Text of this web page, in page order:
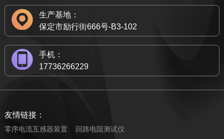
500千伏沂蒙变电站保护改造工程和沂蒙—兰陵Ⅰ、Ⅱ回开断接
入开阳变电站500千伏线路工程。
其中，新建的开阳变电站本期安装100万千伏安主变压器2
组，新建500千伏出线4回、220千伏出线10回，气体绝缘全封
塔，止于我区什社乡陇东±800kV换流站，新建线路长度为
132.114km，合计使用铁塔254基，其中单回路直线塔120基，
单回路转角塔114基，双回路直线塔7基，双回路转角塔7基，
换位子塔6基。
3、国内首座五个电压等级的330千伏变电站投运
330千伏文昌变电站主要由榆阳330千伏汇集站新建工程、330
千伏电网改接工程三部分组成，站内拥有330、220、110、
8月16日，海南省全装配式变电站——椰城变电站正在施
工。海南500千伏主网架工程椰城变电站是海南500千伏主网架
工程的主要项目之一。海南500千伏主网架工程还将打造全国
500千伏省域数字电网。基于电网管理平台和智慧工程系统开
发的数字基建管理平台。
生产基地：
保定市励行街666号-B3-102
手机：
17736266229
友情链接：
零序电流互感器装置 回路电阻测试仪